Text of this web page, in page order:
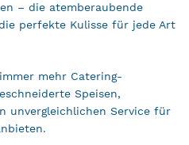
– die atemberaubende
perfekte Kulisse für jede Art
mehr Catering-
Speisen,
unvergleichlichen Service für